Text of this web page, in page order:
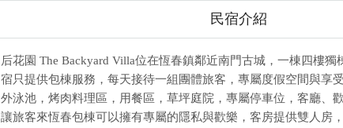
民宿介紹
后花園 The Backyard Villa位在恆春鎮鄰近南門古城，一棟四樓獨
宿只提供包棟服務，每天接待一組團體旅客，專屬度假空間與享
外泳池，烤肉料理區，用餐區，草坪庭院，專屬停車位，客廳、
讓旅客來恆春包棟可以擁有專屬的隱私與歡樂，客房提供雙人房